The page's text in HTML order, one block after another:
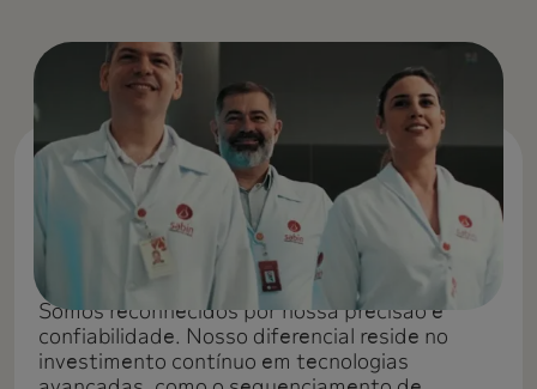
Precisão e confiabilidade
Somos reconhecidos por nossa precisão e
confiabilidade. Nosso diferencial reside no
investimento contínuo em tecnologias